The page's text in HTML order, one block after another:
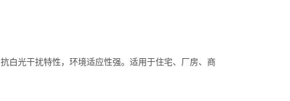
白光干扰特性，环境适应性强。适用于住宅、厂房、商